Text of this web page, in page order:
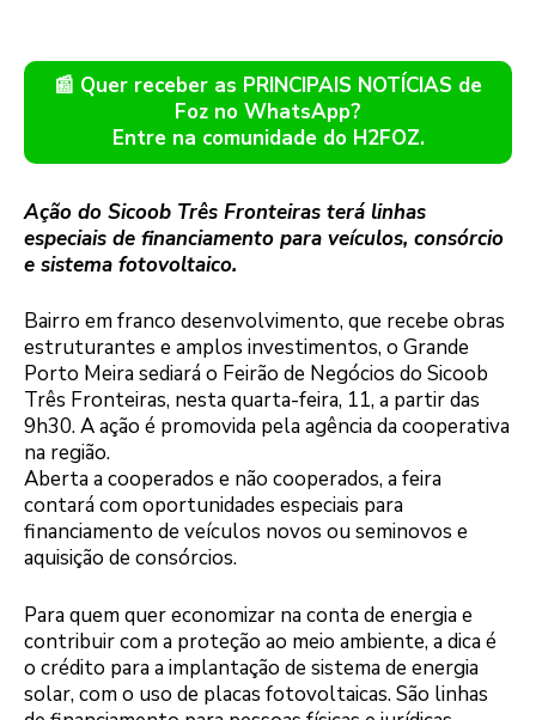
📰 Quer receber as PRINCIPAIS NOTÍCIAS de
Foz no WhatsApp?
Entre na comunidade do H2FOZ.
Ação do Sicoob Três Fronteiras terá linhas
especiais de financiamento para veículos, consórcio
e sistema fotovoltaico.
Bairro em franco desenvolvimento, que recebe obras
estruturantes e amplos investimentos, o Grande
Porto Meira sediará o Feirão de Negócios do Sicoob
Três Fronteiras, nesta quarta-feira, 11, a partir das
9h30. A ação é promovida pela agência da cooperativa
na região.
Aberta a cooperados e não cooperados, a feira
contará com oportunidades especiais para
financiamento de veículos novos ou seminovos e
aquisição de consórcios.
Para quem quer economizar na conta de energia e
contribuir com a proteção ao meio ambiente, a dica é
o crédito para a implantação de sistema de energia
solar, com o uso de placas fotovoltaicas. São linhas